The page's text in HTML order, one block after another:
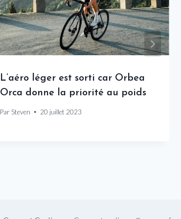
L’aéro léger est sorti car Orbea
Orca donne la priorité au poids
Par Steven 20 juillet 2023